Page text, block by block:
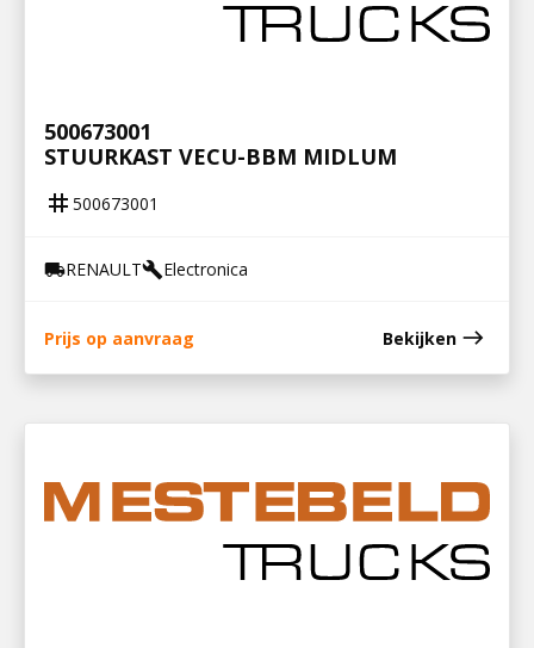
500673001
STUURKAST VECU-BBM MIDLUM
tag 500673001
local_shippingRENAULTbuildElectronica
Prijs op aanvraag Bekijken east